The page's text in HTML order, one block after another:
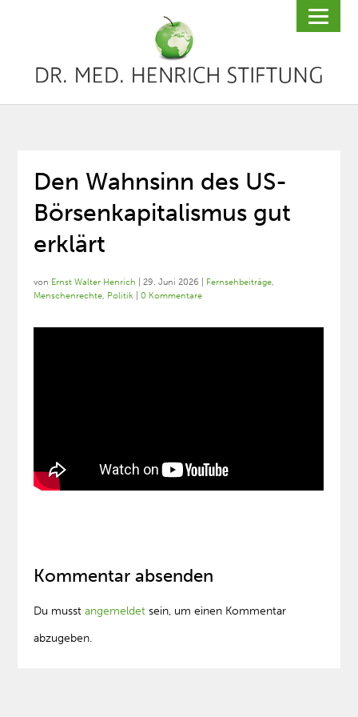
Den Wahnsinn des US-
Börsenkapitalismus gut
erklärt
von Ernst Walter Henrich |29. Juni 2026 Fernsehbeiträge,
Menschenrechte, Politik |0 Kommentare
Kommentar absenden
Du musstangemeldet sein, um einen Kommentar
abzugeben.